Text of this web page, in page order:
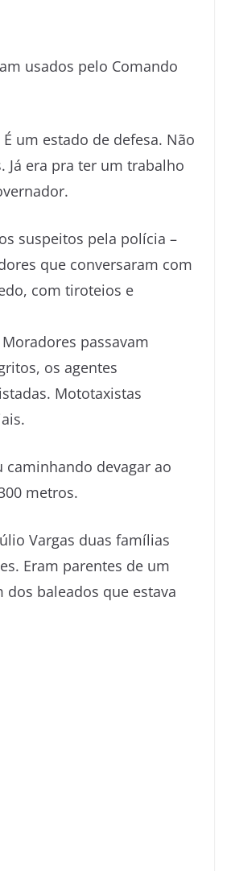
usados pelo Comando
um estado de defesa. Não
Já era pra ter um trabalho
suspeitos pela polícia –
que conversaram com
com tiroteios e
passavam
os agentes
Mototaxistas
devagar ao
metros.
Vargas duas famílias
Eram parentes de um
baleados que estava